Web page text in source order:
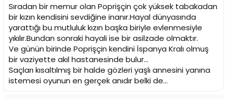
Sıradan bir memur olan Poprişçin çok yüksek tabakadan
bir kızın kendisini sevdiğine inanır.Hayal dünyasında
yarattığı bu mutluluk kızın başka biriyle evlenmesiyle
yıkılır.Bundan sonraki hayali ise bir asilzade olmaktır.
Ve günün birinde Poprişçin kendini İspanya Kralı olmuş
bir vaziyette akıl hastanesinde bulur...
Saçları kısaltılmış bir halde gözleri yaşlı annesini yanına
istemesi oyunun en gerçek anıdır belki de...